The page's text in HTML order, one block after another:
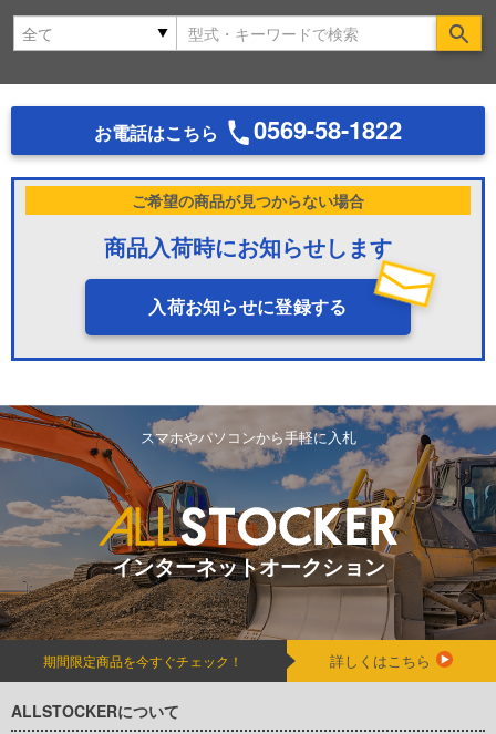
お電話はこちら 0569-58-1822
ご希望の商品が見つからない場合
商品入荷時にお知らせします
入荷お知らせに登録する
スマホやパソコンから手軽に入札
インターネットオークション
期間限定商品を今すぐチェック！ 詳しくはこちら
ALLSTOCKERについて